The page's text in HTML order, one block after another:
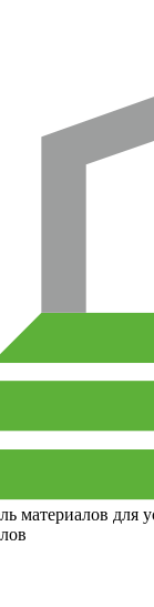
материалов для